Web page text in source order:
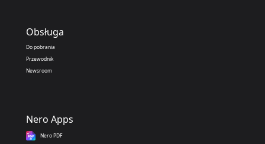
Obsługa
Do pobrania
Przewodnik
Newsroom
Nero Apps
Nero PDF